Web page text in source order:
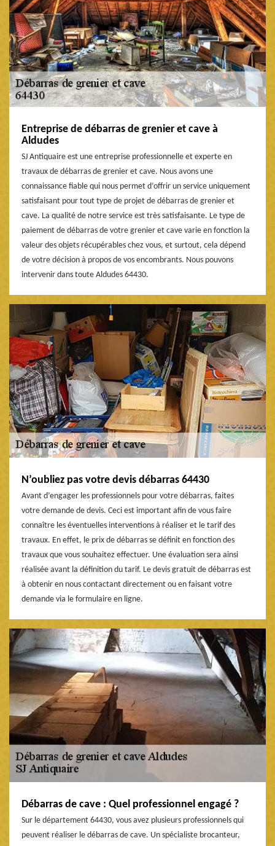
Entreprise de débarras de grenier et cave à
Aldudes
SJ Antiquaire est une entreprise professionnelle et experte en
travaux de débarras de grenier et cave. Nous avons une
connaissance fiable qui nous permet d’offrir un service uniquement
satisfaisant pour tout type de projet de débarras de grenier et
cave. La qualité de notre service est très satisfaisante. Le type de
paiement de débarras de votre grenier et cave varie en fonction la
valeur des objets récupérables chez vous, et surtout, cela dépend
de votre décision à propos de vos encombrants. Nous pouvons
intervenir dans toute Aldudes 64430.
N’oubliez pas votre devis débarras 64430
Avant d’engager les professionnels pour votre débarras, faites
votre demande de devis. Ceci est important afin de vous faire
connaître les éventuelles interventions à réaliser et le tarif des
travaux. En effet, le prix de débarras se définit en fonction des
travaux que vous souhaitez effectuer. Une évaluation sera ainsi
réalisée avant la définition du tarif. Le devis gratuit de débarras est
à obtenir en nous contactant directement ou en faisant votre
demande via le formulaire en ligne.
Débarras de cave : Quel professionnel engagé ?
Sur le département 64430, vous avez plusieurs professionnels qui
peuvent réaliser le débarras de cave. Un spécialiste brocanteur,